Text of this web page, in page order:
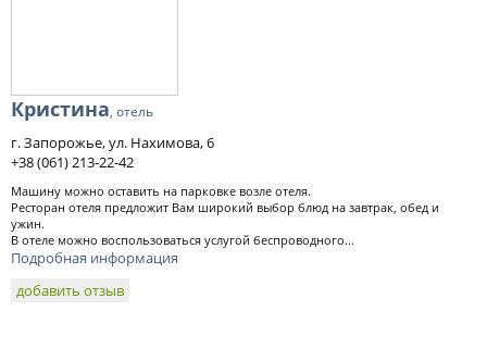
Кристина, отель
г. Запорожье, ул. Нахимова, 6
+38 (061) 213-22-42
Машину можно оставить на парковке возле отеля.
Ресторан отеля предложит Вам широкий выбор блюд на завтрак, обед и
ужин.
В отеле можно воспользоваться услугой беспроводного...
Подробная информация
добавить отзыв